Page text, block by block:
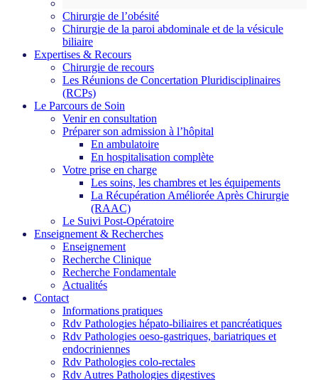
Chirurgie de l’obésité
Chirurgie de la paroi abdominale et de la vésicule
biliaire
Expertises & Recours
Chirurgie de recours
Les Réunions de Concertation Pluridisciplinaires
(RCPs)
Le Parcours de Soin
Venir en consultation
Préparer son admission à l’hôpital
En ambulatoire
En hospitalisation complète
Votre prise en charge
Les soins, les chambres et les équipements
La Récupération Améliorée Après Chirurgie
(RAAC)
Le Suivi Post-Opératoire
Enseignement & Recherches
Enseignement
Recherche Clinique
Recherche Fondamentale
Actualités
Contact
Informations pratiques
Rdv Pathologies hépato-biliaires et pancréatiques
Rdv Pathologies oeso-gastriques, bariatriques et
endocriniennes
Rdv Pathologies colo-rectales
Rdv Autres Pathologies digestives